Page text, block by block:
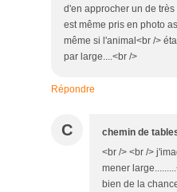
d'en approcher un de
est même pris en photo
même si l'animal<br />
par large....<br />
Répondre
C chemin de
<br /> <br />
mener
bien de la